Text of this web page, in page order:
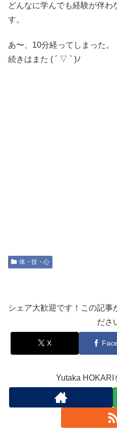
どんなに学んでも経験が伴
す。
あ〜、10分経ってしまった。
続きはまた ( ´ ▽ ` )ﾉ
体・技・心
シェア大歓迎です！この記事
ださ
X
Yutaka HOKARI